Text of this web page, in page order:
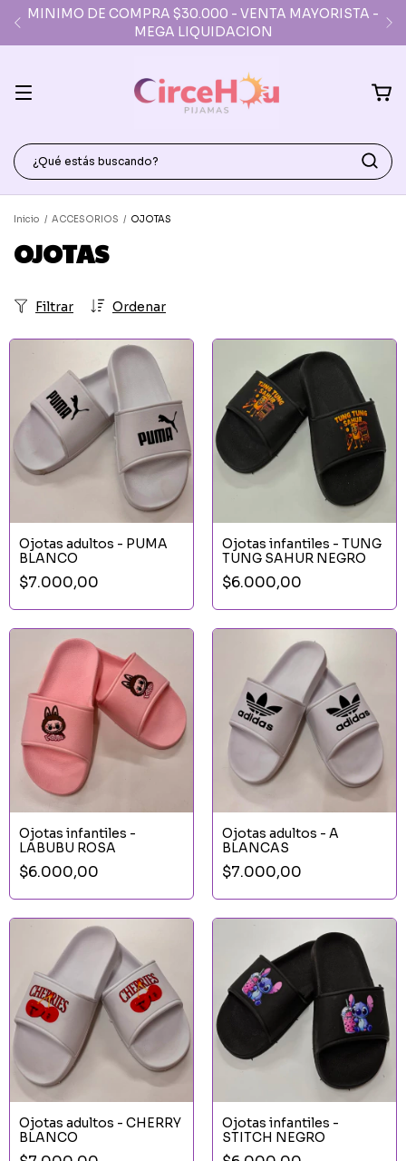
MINIMO DE COMPRA $30.000 - VENTA MAYORISTA -
MEGA LIQUIDACION
Inicio / ACCESORIOS / OJOTAS
OJOTAS
Ordenar
Filtrar
Ojotas adultos - PUMA
BLANCO
$7.000,00
Ojotas infantiles - TUNG
TUNG SAHUR NEGRO
$6.000,00
Ojotas infantiles -
LABUBU ROSA
$6.000,00
Ojotas adultos - A
BLANCAS
$7.000,00
Ojotas adultos - CHERRY
BLANCO
Ojotas infantiles -
STITCH NEGRO